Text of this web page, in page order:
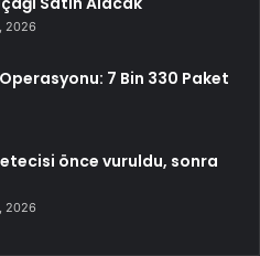
2026
7 Bin 330 Paket
önce vuruldu, sonra
2026